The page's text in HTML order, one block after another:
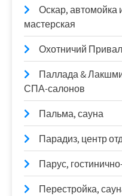
Оскар,
мастерская
Охотничий
Паллада &
СПА-салонов
Пальма, сауна
Парадиз, центр
Парус,
Перестройка,